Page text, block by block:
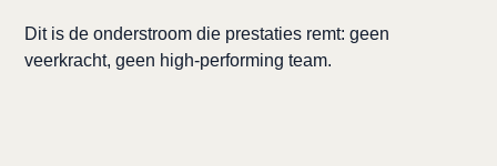
Dit is de onderstroom die prestaties remt: geen
veerkracht, geen high-performing team.